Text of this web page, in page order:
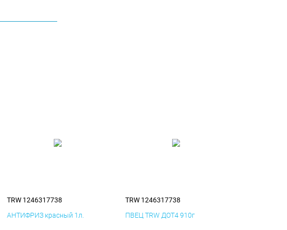
TRW 1246317738
АНТИФРИЗ красный 1л.
TRW 1246317738
ПВЕЦ TRW ДОТ4 910г